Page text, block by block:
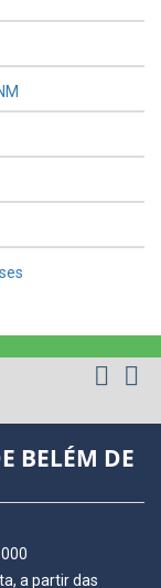
BELÉM DE
a partir das